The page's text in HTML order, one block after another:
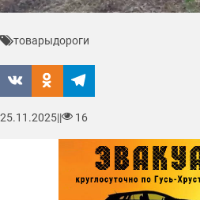
товарыдороги
25.11.2025|| 16